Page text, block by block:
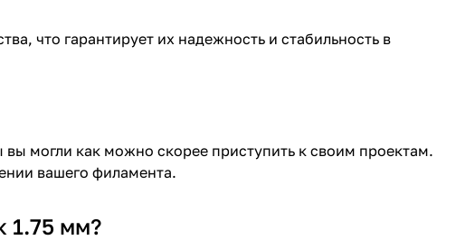
что гарантирует их надежность и стабильность в
могли как можно скорее приступить к своим проектам.
вашего филамента.
1.75 мм?